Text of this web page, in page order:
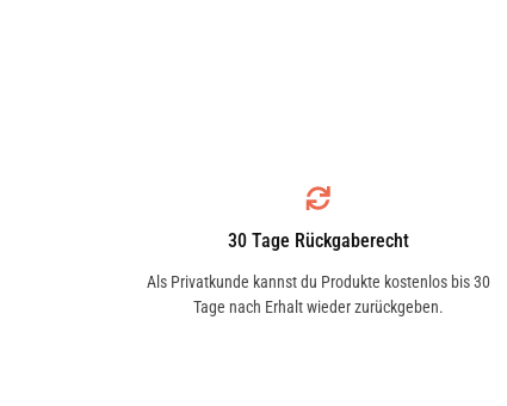
30 Tage Rückgaberecht
Als Privatkunde kannst du Produkte kostenlos bis 30
Tage nach Erhalt wieder zurückgeben.